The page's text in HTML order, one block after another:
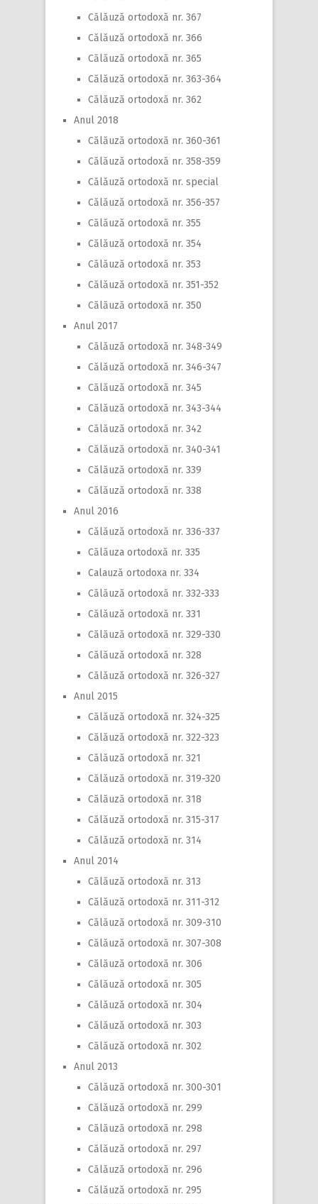
Călăuză ortodoxă nr. 367
Călăuză ortodoxă nr. 366
Călăuză ortodoxă nr. 365
Călăuză ortodoxă nr. 363-364
Călăuză ortodoxă nr. 362
Anul 2018
Călăuză ortodoxă nr. 360-361
Călăuză ortodoxă nr. 358-359
Călăuză ortodoxă nr. special
Călăuză ortodoxă nr. 356-357
Călăuză ortodoxă nr. 355
Călăuză ortodoxă nr. 354
Călăuză ortodoxă nr. 353
Călăuză ortodoxă nr. 351-352
Călăuză ortodoxă nr. 350
Anul 2017
Călăuză ortodoxă nr. 348-349
Călăuză ortodoxă nr. 346-347
Călăuză ortodoxă nr. 345
Călăuză ortodoxă nr. 343-344
Călăuză ortodoxă nr. 342
Călăuză ortodoxă nr. 340-341
Călăuză ortodoxă nr. 339
Călăuză ortodoxă nr. 338
Anul 2016
Călăuză ortodoxă nr. 336-337
Călăuza ortodoxă nr. 335
Calauză ortodoxa nr. 334
Călăuză ortodoxă nr. 332-333
Călăuză ortodoxă nr. 331
Călăuză ortodoxă nr. 329-330
Călăuză ortodoxă nr. 328
Călăuză ortodoxă nr. 326-327
Anul 2015
Călăuză ortodoxă nr. 324-325
Călăuză ortodoxă nr. 322-323
Călăuză ortodoxă nr. 321
Călăuză ortodoxă nr. 319-320
Călăuză ortodoxă nr. 318
Călăuză ortodoxă nr. 315-317
Călăuză ortodoxă nr. 314
Anul 2014
Călăuză ortodoxă nr. 313
Călăuză ortodoxă nr. 311-312
Călăuză ortodoxă nr. 309-310
Călăuză ortodoxă nr. 307-308
Călăuză ortodoxă nr. 306
Călăuză ortodoxă nr. 305
Călăuză ortodoxă nr. 304
Călăuză ortodoxă nr. 303
Călăuză ortodoxă nr. 302
Anul 2013
Călăuză ortodoxă nr. 300-301
Călăuză ortodoxă nr. 299
Călăuză ortodoxă nr. 298
Călăuză ortodoxă nr. 297
Călăuză ortodoxă nr. 296
Călăuză ortodoxă nr. 295